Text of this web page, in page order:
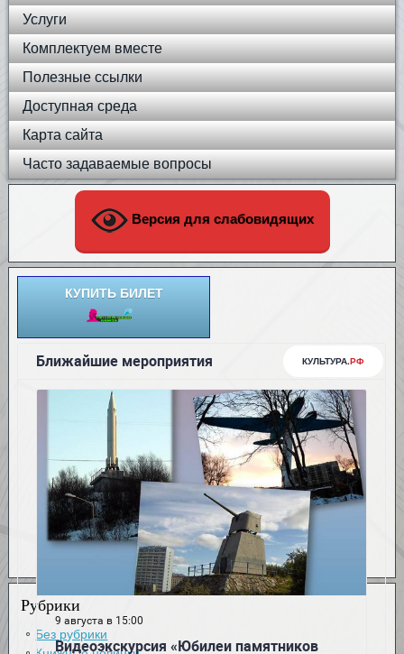
Услуги
Комплектуем вместе
Полезные ссылки
Доступная среда
Карта сайта
Часто задаваемые вопросы
Версия для слабовидящих
КУПИТЬ БИЛЕТ
Рубрики
Без рубрики